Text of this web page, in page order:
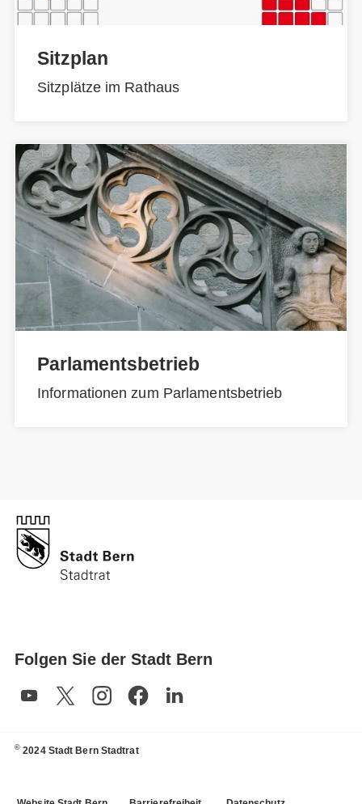
Sitzplan
Sitzplätze im Rathaus
Parlamentsbetrieb
Informationen zum Parlamentsbetrieb
Folgen Sie der Stadt Bern
© 2024 Stadt Bern Stadtrat